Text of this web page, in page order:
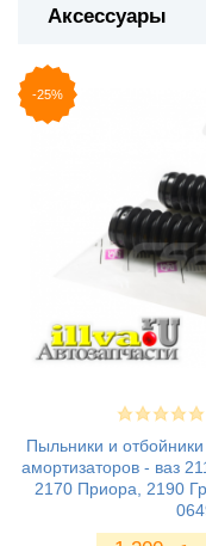
Аксессуары
-25%
Пыльники и
амортизаторов - ваз
2170 Приора, 2190